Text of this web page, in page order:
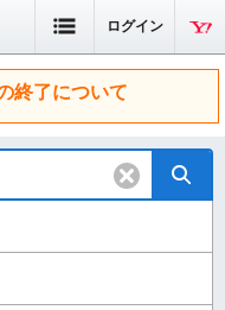
ログイン
終了について